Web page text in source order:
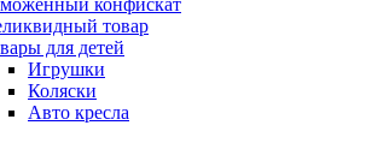
конфискат
товар
для детей
Игрушки
Коляски
Авто кресла